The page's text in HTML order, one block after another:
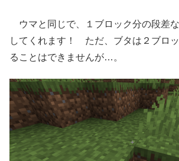
ウマと同じで、１ブロック分の段差
してくれます！ ただ、ブタは２ブロ
ることはできませんが…。